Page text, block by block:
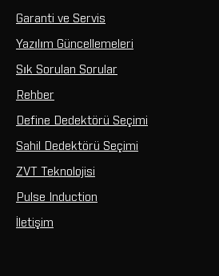
Garanti ve Servis
Yazılım Güncellemeleri
Sık Sorulan Sorular
Rehber
Define Dedektörü Seçimi
Sahil Dedektörü Seçimi
ZVT Teknolojisi
Pulse Induction
İletişim